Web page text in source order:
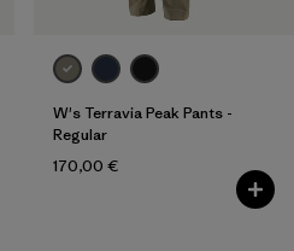
W's Terravia Peak Pants -
Regular
170,00 €